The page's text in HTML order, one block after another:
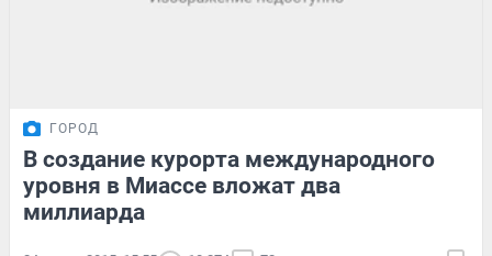
ГОРОД
В создание курорта международного
уровня в Миассе вложат два
миллиарда